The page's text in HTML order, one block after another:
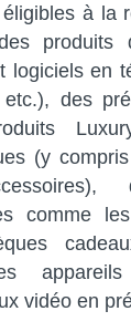
à la
produits
logiciels en
des
(y
comme
vidéo en